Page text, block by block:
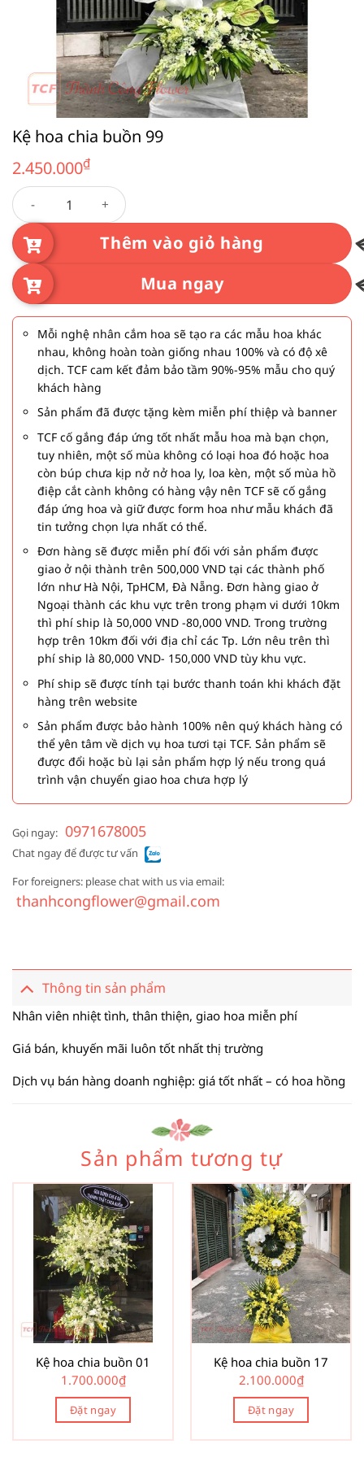
Kệ hoa chia buồn 99
2.450.000₫
Kệ hoa chia buồn 99 số lượng
Thêm vào giỏ hàng
Mua ngay
Mỗi nghệ nhân cắm hoa sẽ tạo ra các mẫu hoa khác
nhau, không hoàn toàn giống nhau 100% và có độ xê
dịch. TCF cam kết đảm bảo tầm 90%-95% mẫu cho quý
khách hàng
Sản phẩm đã được tặng kèm miễn phí thiệp và banner
TCF cố gắng đáp ứng tốt nhất mẫu hoa mà bạn chọn,
tuy nhiên, một số mùa không có loại hoa đó hoặc hoa
còn búp chưa kịp nở nở hoa ly, loa kèn, một số mùa hồ
điệp cắt cành không có hàng vậy nên TCF sẽ cố gắng
đáp ứng hoa và giữ được form hoa như mẫu khách đã
tin tưởng chọn lựa nhất có thể.
Đơn hàng sẽ được miễn phí đối với sản phẩm được
giao ở nội thành trên 500,000 VND tại các thành phố
lớn như Hà Nội, TpHCM, Đà Nẵng. Đơn hàng giao ở
Ngoại thành các khu vực trên trong phạm vi dưới 10km
thì phí ship là 50,000 VND -80,000 VND. Trong trường
hợp trên 10km đối với địa chỉ các Tp. Lớn nêu trên thì
phí ship là 80,000 VND- 150,000 VND tùy khu vực.
Phí ship sẽ được tính tại bước thanh toán khi khách đặt
hàng trên website
Sản phẩm được bảo hành 100% nên quý khách hàng có
thể yên tâm về dịch vụ hoa tươi tại TCF. Sản phẩm sẽ
được đổi hoặc bù lại sản phẩm hợp lý nếu trong quá
trình vận chuyển giao hoa chưa hợp lý
Gọi ngay: 0971678005
Chat ngay để được tư vấn
For foreigners: please chat with us via email:
thanhcongflower@gmail.com
Thông tin sản phẩm
Nhân viên nhiệt tình, thân thiện, giao hoa miễn phí
Giá bán, khuyến mãi luôn tốt nhất thị trường
Dịch vụ bán hàng doanh nghiệp: giá tốt nhất – có hoa hồng
Sản phẩm tương tự
Kệ hoa chia buồn 01
1.700.000₫
Đặt ngay
Kệ hoa chia buồn 17
2.100.000₫
Đặt ngay